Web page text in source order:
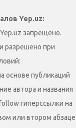
Yep.uz:
запрещено.
разрешено при
основе публикаций
автора и названия
гиперссылки на
или втором абзаце